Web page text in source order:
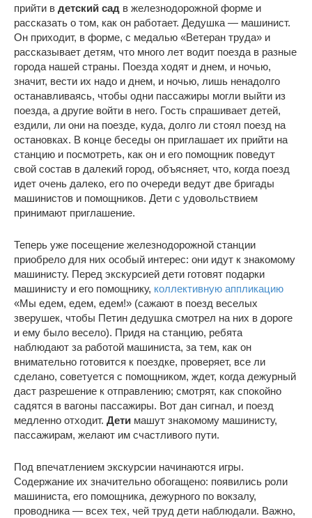
прийти в детский сад в железнодорожной форме и
рассказать о том, как он работает. Дедушка — машинист.
Он приходит, в форме, с медалью «Ветеран труда» и
рассказывает детям, что много лет водит поезда в разные
города нашей страны. Поезда ходят и днем, и ночью,
значит, вести их надо и днем, и ночью, лишь ненадолго
останавливаясь, чтобы одни пассажиры могли выйти из
поезда, а другие войти в него. Гость спрашивает детей,
ездили, ли они на поезде, куда, долго ли стоял поезд на
остановках. В конце беседы он приглашает их прийти на
станцию и посмотреть, как он и его помощник поведут
свой состав в далекий город, объясняет, что, когда поезд
идет очень далеко, его по очереди ведут две бригады
машинистов и помощников. Дети с удовольствием
принимают приглашение.
Теперь уже посещение железнодорожной станции
приобрело для них особый интерес: они идут к знакомому
машинисту. Перед экскурсией дети готовят подарки
машинисту и его помощнику, коллективную аппликацию
«Мы едем, едем, едем!» (сажают в поезд веселых
зверушек, чтобы Петин дедушка смотрел на них в дороге
и ему было весело). Придя на станцию, ребята
наблюдают за работой машиниста, за тем, как он
внимательно готовится к поездке, проверяет, все ли
сделано, советуется с помощником, ждет, когда дежурный
даст разрешение к отправлению; смотрят, как спокойно
садятся в вагоны пассажиры. Вот дан сигнал, и поезд
медленно отходит. Дети машут знакомому машинисту,
пассажирам, желают им счастливого пути.
Под впечатлением экскурсии начинаются игры.
Содержание их значительно обогащено: появились роли
машиниста, его помощника, дежурного по вокзалу,
проводника — всех тех, чей труд дети наблюдали. Важно,